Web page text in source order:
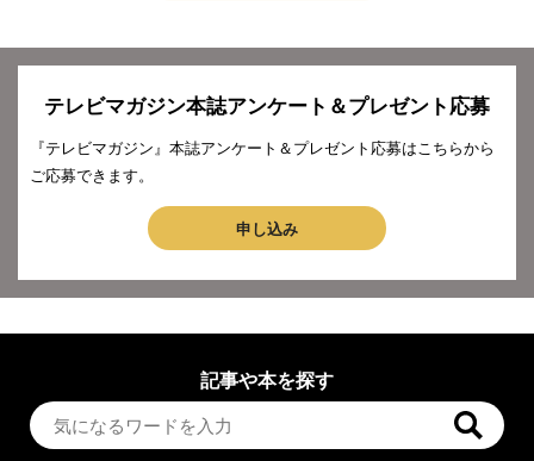
テレビマガジン本誌アンケート＆プレゼント応募
『テレビマガジン』本誌アンケート＆プレゼント応募はこちらから
ご応募できます。
申し込み
記事や本を探す